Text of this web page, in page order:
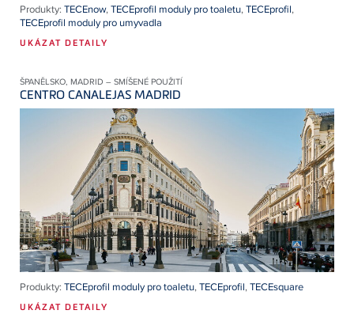
Produkty: TECEnow,TECEprofil moduly pro toaletu,TECEprofil,
TECEprofil moduly pro umyvadla
UKÁZAT DETAILY
ŠPANĚLSKO, MADRID – SMÍŠENÉ POUŽITÍ
CENTRO CANALEJAS MADRID
Produkty: TECEprofil moduly pro toaletu,TECEprofil,TECEsquare
UKÁZAT DETAILY